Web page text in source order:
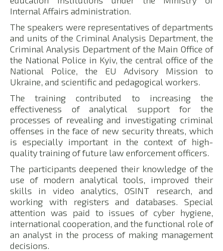
Internal Affairs administration.
The speakers were representatives of departments
and units of the Criminal Analysis Department, the
Criminal Analysis Department of the Main Office of
the National Police in Kyiv, the central office of the
National Police, the EU Advisory Mission to
Ukraine, and scientific and pedagogical workers.
The training contributed to increasing the
effectiveness of analytical support for the
processes of revealing and investigating criminal
offenses in the face of new security threats, which
is especially important in the context of high-
quality training of future law enforcement officers.
The participants deepened their knowledge of the
use of modern analytical tools, improved their
skills in video analytics, OSINT research, and
working with registers and databases. Special
attention was paid to issues of cyber hygiene,
international cooperation, and the functional role of
an analyst in the process of making management
decisions.